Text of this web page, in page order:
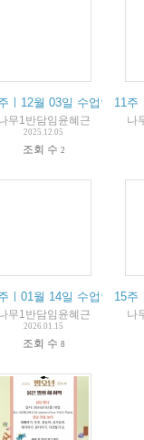
coursnovembre résumé du
ㅣ12월 03일 수업안내 /
무1반담임윤혜근
2025.12.05
조회 수 2
11주
나
cours
janvier résumé du cours
ㅣ01월 14일 수업안내 /
무1반담임윤혜근
2026.01.15
조회 수 8
15주
나